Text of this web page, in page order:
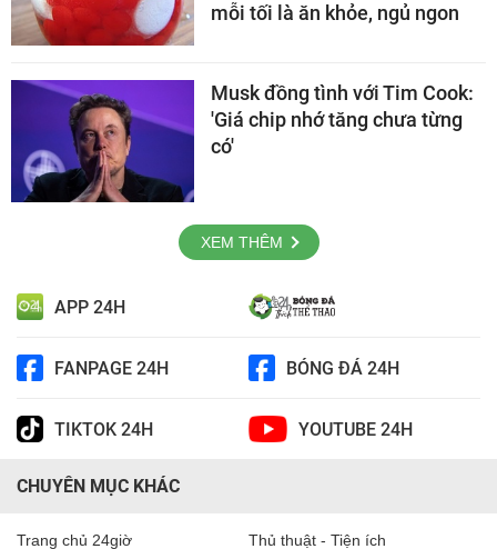
mỗi tối là ăn khỏe, ngủ ngon
Musk đồng tình với Tim Cook:
'Giá chip nhớ tăng chưa từng
có'
XEM THÊM
APP 24H
FANPAGE 24H BÓNG ĐÁ 24H
TIKTOK 24H YOUTUBE 24H
CHUYÊN MỤC KHÁC
Trang chủ 24giờ Thủ thuật - Tiện ích